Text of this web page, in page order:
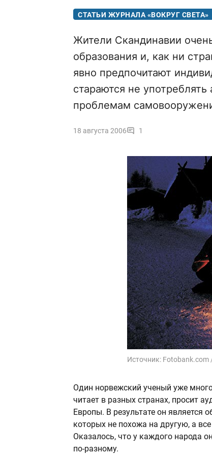
СТАТЬИ ЖУРНАЛА «ВОКРУГ СВЕТА»
Жители Скандинавии
образования и, как ни
явно предпочитают
стараются не
проблемам
18 августа 2006 1
Источник: Fotobank.com
Один норвежский ученый уже
читает в разных странах, просит
Европы. В результате он является
которых не похожа на другую, а
Оказалось, что у каждого народа
по-разному.